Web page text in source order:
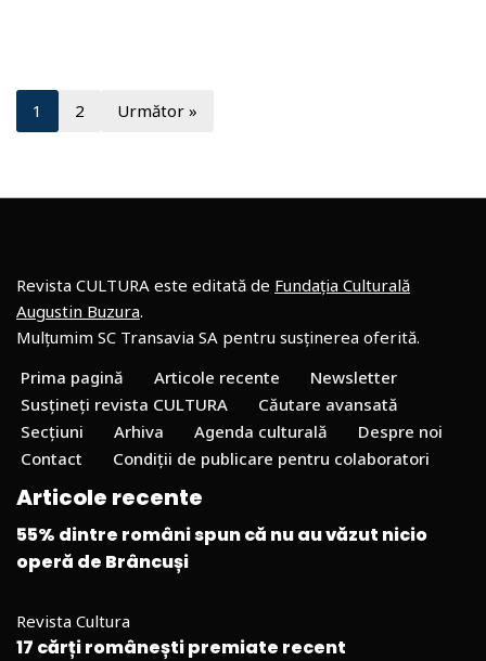
1 2 Următor »
Revista CULTURA este editată de Fundația Culturală
Augustin Buzura.
Mulțumim SC Transavia SA pentru susținerea oferită.
Prima pagină
Articole recente
Newsletter
Susțineți revista CULTURA
Căutare avansată
Secțiuni
Arhiva Agenda culturală
Despre noi
Contact
Condiții de publicare pentru colaboratori
Articole recente
55% dintre români spun că nu au văzut nicio
operă de Brâncuși
Revista Cultura
17 cărți românești premiate recent